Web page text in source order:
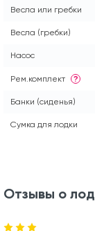
Весла или гребки
Весла (гребки)
Насос
Рем.комплект ?
Банки (сиденья)
Сумка для лодки
Отзывы о